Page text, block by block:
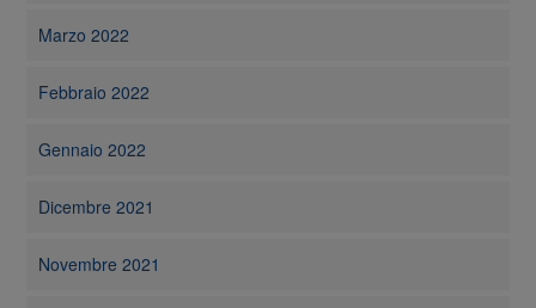
Marzo 2022
Febbraio 2022
Gennaio 2022
Dicembre 2021
Novembre 2021